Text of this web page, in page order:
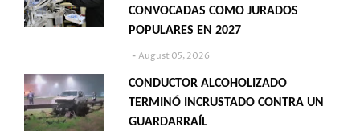
CONVOCADAS COMO JURADOS
POPULARES EN 2027
August 05, 2026
CONDUCTOR ALCOHOLIZADO
TERMINÓ INCRUSTADO CONTRA UN
GUARDARRAÍL